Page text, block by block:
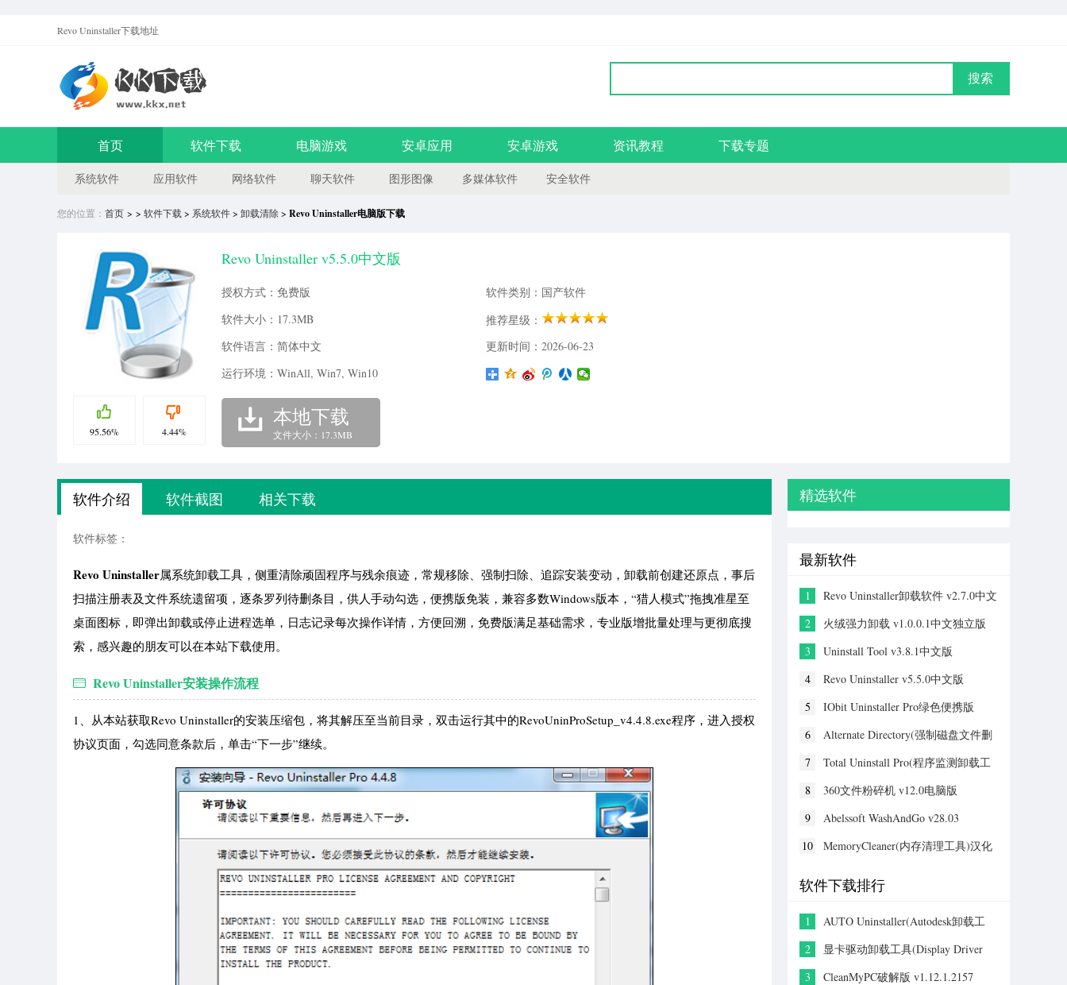
Revo Uninstaller下载地址
搜索
首页 软件下载 电脑游戏 安卓应用 安卓游戏 资讯教程 下载专题
系统软件 应用软件 网络软件 聊天软件 图形图像 多媒体软件 安全软件
您的位置： 首页 > > 软件下载 > 系统软件> 卸载清除> Revo Uninstaller电脑版下载
95.56% 4.44%
Revo Uninstaller v5.5.0中文版
授权方式：免费版
软件类别：国产软件
软件大小：17.3MB
推荐星级：
软件语言：简体中文
更新时间：2026-06-23
运行环境：WinAll, Win7, Win10
本地下载
文件大小：17.3MB
软件介绍 软件截图 相关下载
软件标签：
Revo Uninstaller属系统卸载工具，侧重清除顽固程序与残余痕迹，常规移除、强制扫除、追踪安装变动，卸载前创建还原点，事后
扫描注册表及文件系统遗留项，逐条罗列待删条目，供人手动勾选，便携版免装，兼容多数Windows版本，“猎人模式”拖拽准星至
桌面图标，即弹出卸载或停止进程选单，日志记录每次操作详情，方便回溯，免费版满足基础需求，专业版增批量处理与更彻底搜
索，感兴趣的朋友可以在本站下载使用。
Revo Uninstaller安装操作流程
1、从本站获取Revo Uninstaller的安装压缩包，将其解压至当前目录，双击运行其中的RevoUninProSetup_v4.4.8.exe程序，进入授权
协议页面，勾选同意条款后，单击“下一步”继续。
精选软件
最新软件
1
Revo Uninstaller卸载软件 v2.7.0中文
2
火绒强力卸载 v1.0.0.1中文独立版
3
Uninstall Tool v3.8.1中文版
4
Revo Uninstaller v5.5.0中文版
5
IObit Uninstaller Pro绿色便携版
6
Alternate Directory(强制磁盘文件删
7
Total Uninstall Pro(程序监测卸载工
8
360文件粉碎机 v12.0电脑版
9
Abelssoft WashAndGo v28.03
10
MemoryCleaner(内存清理工具)汉化
软件下载排行
1
AUTO Uninstaller(Autodesk卸载工
2
显卡驱动卸载工具(Display Driver
3
CleanMyPC破解版 v1.12.1.2157